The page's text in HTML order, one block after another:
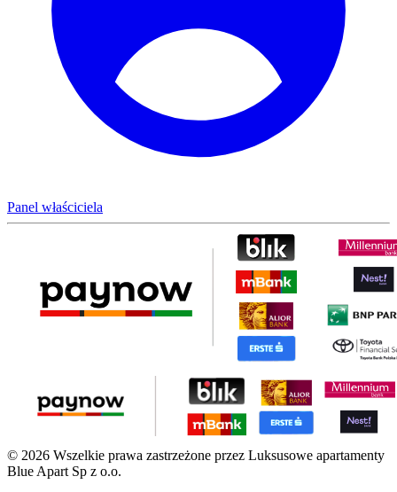
Panel właściciela
© 2026 Wszelkie prawa zastrzeżone przez Luksusowe apartamenty
Blue Apart Sp z o.o.